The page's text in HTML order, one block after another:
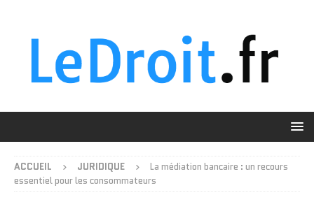
ACCUEIL JURIDIQUE
La médiation bancaire : un recours
essentiel pour les consommateurs